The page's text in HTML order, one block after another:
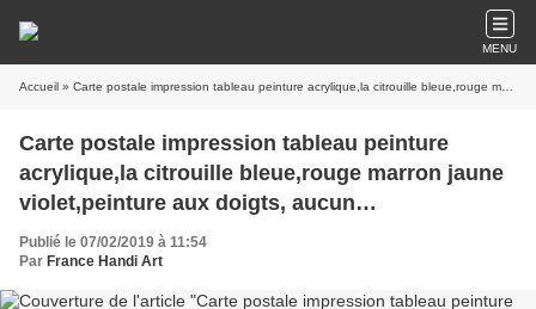
MENU
Accueil » Carte postale impression tableau peinture acrylique,la citrouille bleue,rouge marron jaune violet,peinture aux doigts, aucun pinceau,oeuvre artistique d isabelle krief,carte postale format A6,bobo boho gothique,abstrait fantastique,cadeau fete anniversaire noel
Carte postale impression tableau peinture
acrylique,la citrouille bleue,rouge marron jaune
violet,peinture aux doigts, aucun
pinceau,oeuvre artistique d isabelle krief,carte
postale format A6,bobo boho gothique,abstrait
fantastique,cadeau fete anniversaire noel
Publié le 07/02/2019 à 11:54
Par France Handi Art